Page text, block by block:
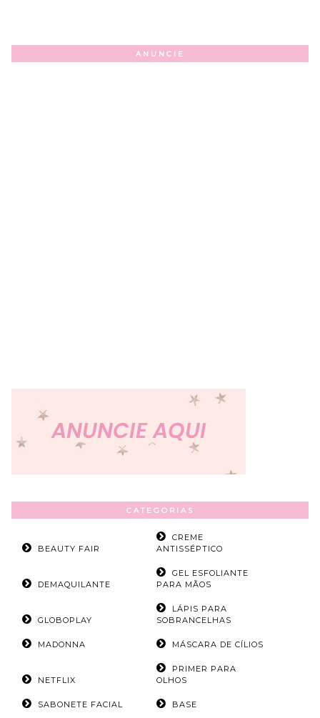
ANUNCIE
CATEGORIAS
BEAUTY FAIR
CREME
ANTISSÉPTICO
DEMAQUILANTE
GEL ESFOLIANTE
PARA MÃOS
GLOBOPLAY
LÁPIS PARA
SOBRANCELHAS
MADONNA MÁSCARA DE CÍLIOS
NETFLIX
PRIMER PARA
OLHOS
SABONETE FACIAL BASE